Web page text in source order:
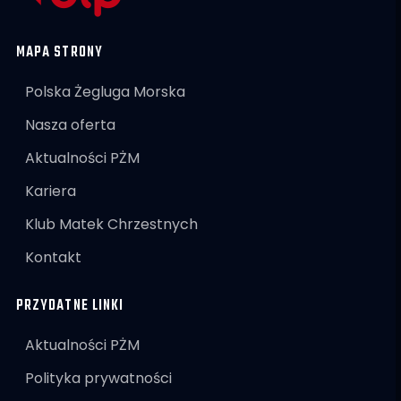
MAPA STRONY
Polska Żegluga Morska
Nasza oferta
Aktualności PŻM
Kariera
Klub Matek Chrzestnych
Kontakt
PRZYDATNE LINKI
Aktualności PŻM
Polityka prywatności